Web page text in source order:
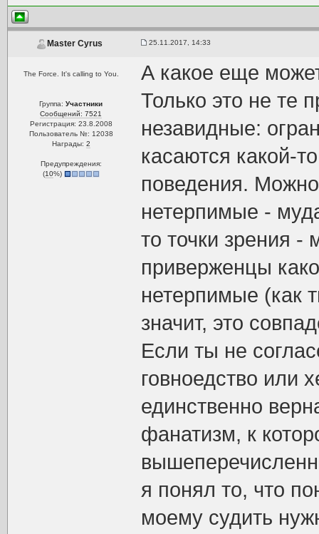
Master Cyrus 25.11.2017, 14:33
The Force. It's calling to You.
Группа:Участники
Сообщений: 7521
Регистрация: 23.8.2008
Пользователь №: 12038
Награды: 2
Предупреждения:
(10%)
А какое еще
Только это не те
незавидные:
касаются какой-
поведения.
нетерпимые -
то точки зрения -
приверженцы
нетерпимые (как
значит, это
Если ты не
говноедство или
единственно
фанатизм, к
я понял то, что
моему судить